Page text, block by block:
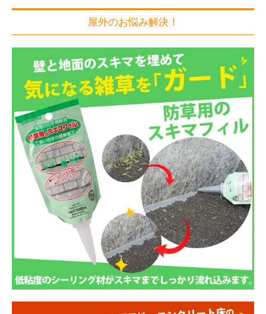
屋外のお悩み解決！